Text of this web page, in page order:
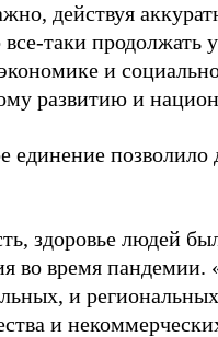
действуя
таки продолжать
и
развитию и
позволило
здоровье людей
во время пандемии.
и
и